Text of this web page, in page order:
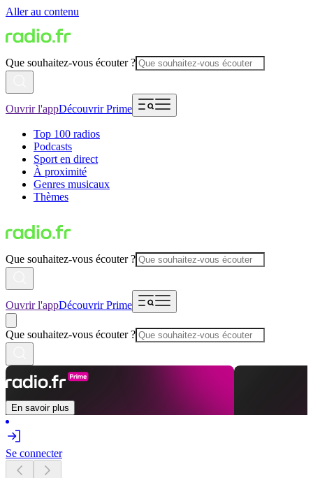
Aller au contenu
Que souhaitez-vous écouter ?
Ouvrir l'appDécouvrir Prime
Top 100 radios
Podcasts
Sport en direct
À proximité
Genres musicaux
Thèmes
Que souhaitez-vous écouter ?
Ouvrir l'appDécouvrir Prime
Que souhaitez-vous écouter ?
En savoir plus
Se connecter